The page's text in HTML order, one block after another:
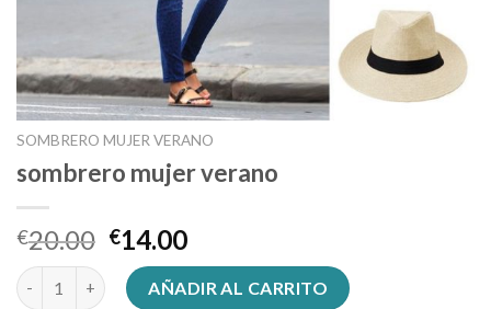
SOMBRERO MUJER VERANO
sombrero mujer verano
€20.00 €14.00
sombrero mujer verano cantidad
AÑADIR AL CARRITO